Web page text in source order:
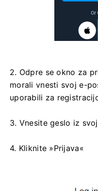
2. Odpre se okno za
morali vnesti svoj e-
uporabili za
3. Vnesite geslo iz
4. Kliknite »Prijava«